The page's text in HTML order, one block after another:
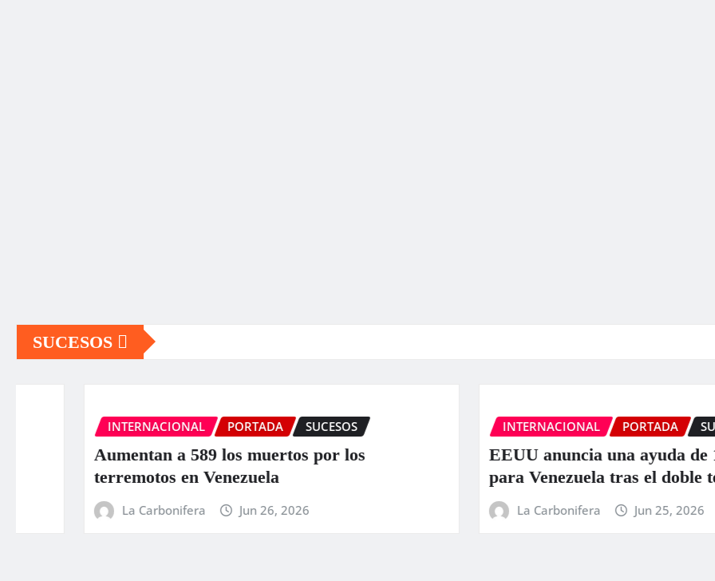
SUCESOS
INTERNACIONAL PORTADA SUCESOS
Aumentan a 589 los muertos por los
terremotos en Venezuela
La Carbonifera Jun 26, 2026
INTERNACIONAL PORTADA SUCESOS
EEUU anuncia una ayuda de 130
para Venezuela tras el doble terremoto
La Carbonifera Jun 25, 2026